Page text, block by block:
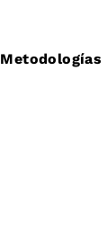
Metodologías